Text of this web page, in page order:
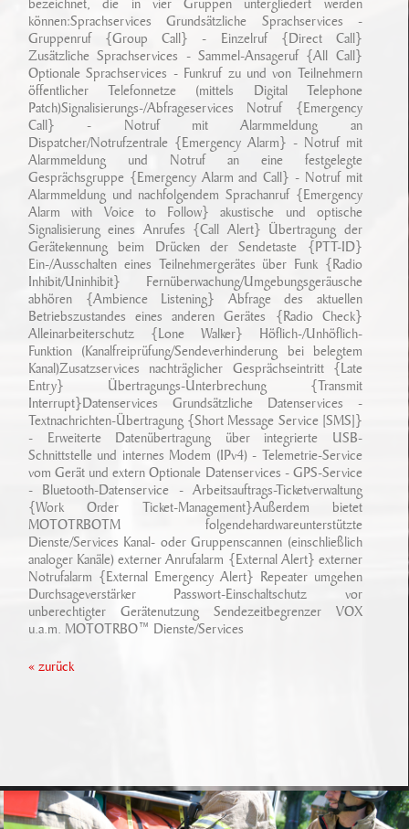
bezeichnet, die in vier Gruppen untergliedert werden
können:Sprachservices Grundsätzliche Sprachservices -
Gruppenruf {Group Call} - Einzelruf {Direct Call}
Zusätzliche Sprachservices - Sammel-Ansageruf {All Call}
Optionale Sprachservices - Funkruf zu und von Teilnehmern
öffentlicher Telefonnetze (mittels Digital Telephone
Patch)Signalisierungs-/Abfrageservices Notruf {Emergency
Call} - Notruf mit Alarmmeldung an
Dispatcher/Notrufzentrale {Emergency Alarm} - Notruf mit
Alarmmeldung und Notruf an eine festgelegte
Gesprächsgruppe {Emergency Alarm and Call} - Notruf mit
Alarmmeldung und nachfolgendem Sprachanruf {Emergency
Alarm with Voice to Follow} akustische und optische
Signalisierung eines Anrufes {Call Alert} Übertragung der
Gerätekennung beim Drücken der Sendetaste {PTT-ID}
Ein-/Ausschalten eines Teilnehmergerätes über Funk {Radio
Inhibit/Uninhibit} Fernüberwachung/Umgebungsgeräusche
abhören {Ambience Listening} Abfrage des aktuellen
Betriebszustandes eines anderen Gerätes {Radio Check}
Alleinarbeiterschutz {Lone Walker} Höflich-/Unhöflich-
Funktion (Kanalfreiprüfung/Sendeverhinderung bei belegtem
Kanal)Zusatzservices nachträglicher Gesprächseintritt {Late
Entry} Übertragungs-Unterbrechung {Transmit
Interrupt}Datenservices Grundsätzliche Datenservices -
Textnachrichten-Übertragung {Short Message Service [SMS]}
- Erweiterte Datenübertragung über integrierte USB-
Schnittstelle und internes Modem (IPv4) - Telemetrie-Service
vom Gerät und extern Optionale Datenservices - GPS-Service
- Bluetooth-Datenservice - Arbeitsauftrags-Ticketverwaltung
{Work Order Ticket-Management}Außerdem bietet
MOTOTRBOTM folgendehardwareunterstützte
Dienste/Services Kanal- oder Gruppenscannen (einschließlich
analoger Kanäle) externer Anrufalarm {External Alert} externer
Notrufalarm {External Emergency Alert} Repeater umgehen
Durchsageverstärker Passwort-Einschaltschutz vor
unberechtigter Gerätenutzung Sendezeitbegrenzer VOX
u.a.m. MOTOTRBO™ Dienste/Services
« zurück